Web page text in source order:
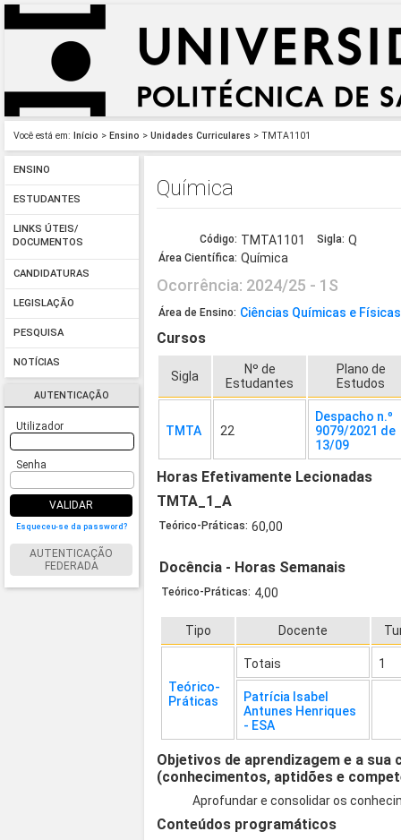
Você está em: Início > Ensino > Unidades Curriculares > TMTA1101
ENSINO
ESTUDANTES
LINKS ÚTEIS/
DOCUMENTOS
CANDIDATURAS
LEGISLAÇÃO
PESQUISA
NOTÍCIAS
AUTENTICAÇÃO
Utilizador
Senha
VALIDAR
Esqueceu-se da password?
AUTENTICAÇÃO
FEDERADA
Química
Código: TMTA1101 Sigla: Q
Área Científica: Química
Ocorrência: 2024/25 - 1S
Área de Ensino: Ciências Químicas e
Cursos
Sigla
Nº de
Estudantes
Plano de
Estudos
TMTA 22
Despacho n.º
9079/2021 de
13/09
Horas Efetivamente Lecionadas
TMTA_1_A
Teórico-Práticas: 60,00
Docência - Horas Semanais
Teórico-Práticas: 4,00
Tipo Docente
Teórico-
Práticas
Totais 1
Patrícia Isabel
Antunes Henriques
- ESA
Objetivos de aprendizagem e a
(conhecimentos, aptidões e
Aprofundar e consolidar os
Conteúdos programáticos